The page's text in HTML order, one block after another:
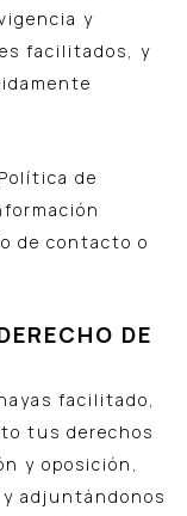
y
facilitados, y
de
de contacto o
DE
facilitado,
tus derechos
y oposición,
adjuntándonos